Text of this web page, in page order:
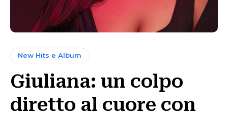
New Hits e Album
Giuliana: un colpo
diretto al cuore con